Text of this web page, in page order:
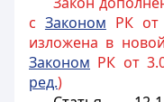
с Законом РК от
изложена в
Законом РК от
ред.)